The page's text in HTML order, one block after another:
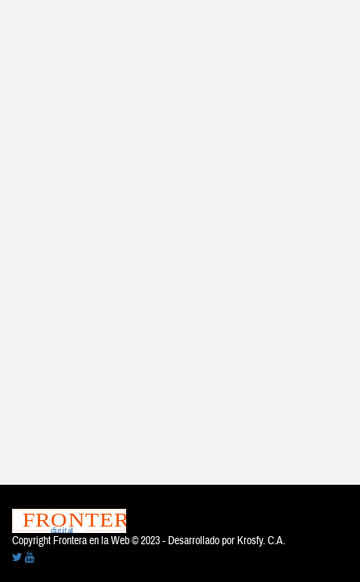
Copyright Frontera en la Web © 2023 - Desarrollado por Krosfy. C.A.